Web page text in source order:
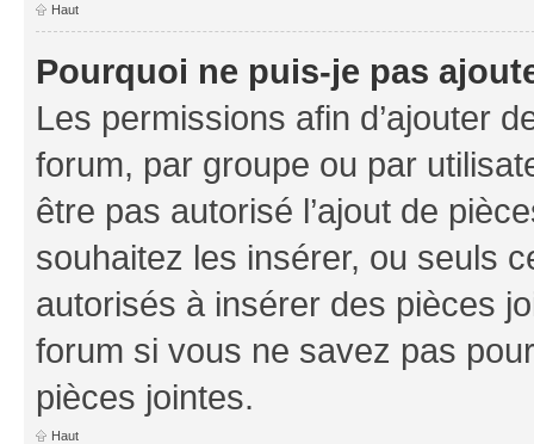
Haut
Pourquoi ne puis-je pas
Les permissions afin d’ajouter
forum, par groupe ou par
être pas autorisé l’ajout de
souhaitez les insérer, ou seuls
autorisés à insérer des pièces
forum si vous ne savez pas
pièces jointes.
Haut